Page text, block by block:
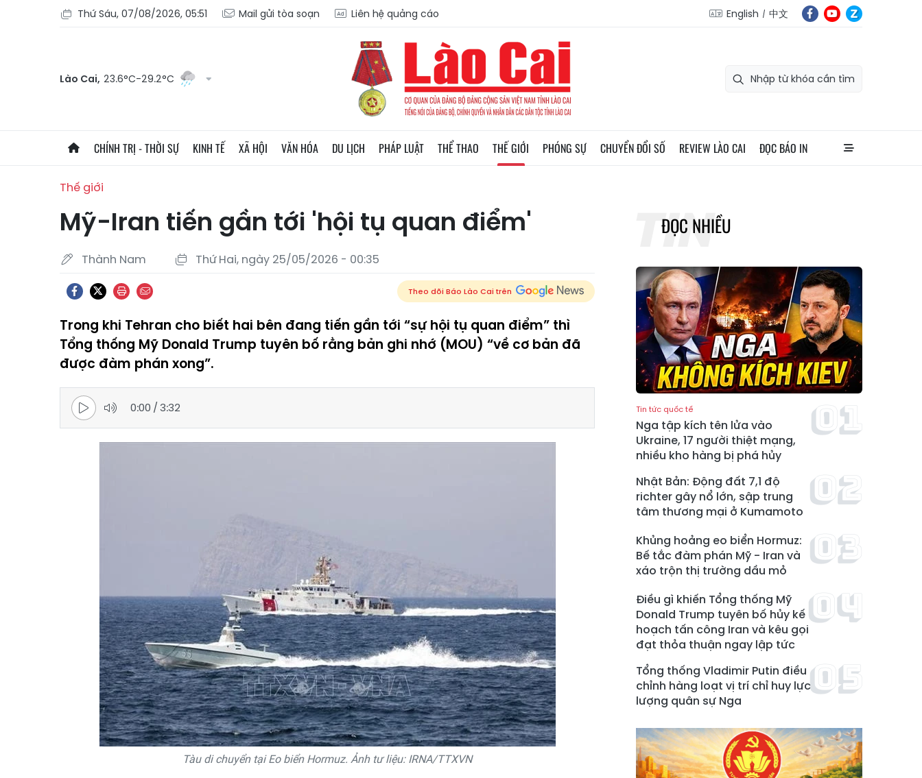
Thứ Sáu, 07/08/2026, 05:51 Mail gửi tòa soạn Liên hệ quảng cáo English 中文
Lào Cai, 23.6°C-29.2°C
CHÍNH TRỊ - THỜI SỰ KINH TẾ XÃ HỘI VĂN HÓA DU LỊCH PHÁP LUẬT THỂ THAO THẾ GIỚI PHÓNG SỰ CHUYỂN ĐỔI SỐ REVIEW LÀO CAI ĐỌC BÁO IN
Thế giới
Mỹ-Iran tiến gần tới 'hội tụ quan điểm'
Thành Nam Thứ Hai, ngày 25/05/2026 - 00:35
Theo dõi Báo Lào Cai trên
Trong khi Tehran cho biết hai bên đang tiến gần tới “sự hội tụ quan điểm” thì
Tổng thống Mỹ Donald Trump tuyên bố rằng bản ghi nhớ (MOU) “về cơ bản đã
được đàm phán xong”.
0:00 /3:32
Tàu di chuyển tại Eo biển Hormuz. Ảnh tư liệu: IRNA/TTXVN
ĐỌC NHIỀU
Tin tức quốc tế
Nga tập kích tên lửa vào
Ukraine, 17 người thiệt mạng,
nhiều kho hàng bị phá hủy
Nhật Bản: Động đất 7,1 độ
richter gây nổ lớn, sập trung
tâm thương mại ở Kumamoto
Khủng hoảng eo biển Hormuz:
Bế tắc đàm phán Mỹ - Iran và
xáo trộn thị trường dầu mỏ
Điều gì khiến Tổng thống Mỹ
Donald Trump tuyên bố hủy kế
hoạch tấn công Iran và kêu gọi
đạt thỏa thuận ngay lập tức
Tổng thống Vladimir Putin điều
chỉnh hàng loạt vị trí chỉ huy lực
lượng quân sự Nga